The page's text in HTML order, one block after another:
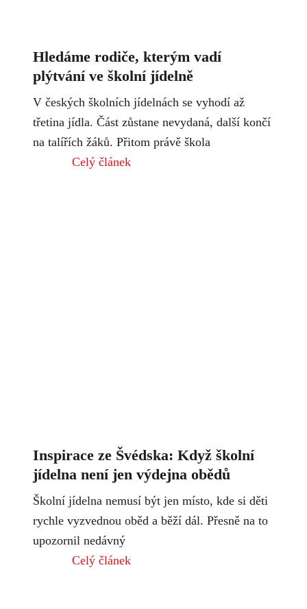
Hledáme rodiče, kterým vadí
plýtvání ve školní jídelně
V českých školních jídelnách se vyhodí až
třetina jídla. Část zůstane nevydaná, další končí
na talířích žáků. Přitom právě škola
Celý článek
Inspirace ze Švédska: Když školní
jídelna není jen výdejna obědů
Školní jídelna nemusí být jen místo, kde si děti
rychle vyzvednou oběd a běží dál. Přesně na to
upozornil nedávný
Celý článek